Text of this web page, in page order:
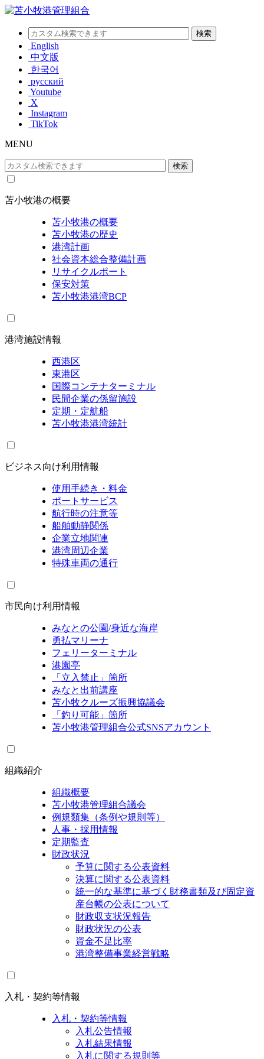
English
中文版
한국어
русский
Youtube
X
Instagram
TikTok
MENU
苫小牧港の概要
苫小牧港の概要
苫小牧港の歴史
港湾計画
社会資本総合整備計画
リサイクルポート
保安対策
苫小牧港港湾BCP
港湾施設情報
西港区
東港区
国際コンテナターミナル
民間企業の係留施設
定期・定航船
苫小牧港港湾統計
ビジネス向け利用情報
使用手続き・料金
ポートサービス
航行時の注意等
船舶動静関係
企業立地関連
港湾周辺企業
特殊車両の通行
市民向け利用情報
みなとの公園/身近な海岸
勇払マリーナ
フェリーターミナル
港園亭
「立入禁止」箇所
みなと出前講座
苫小牧クルーズ振興協議会
「釣り可能」箇所
苫小牧港管理組合公式SNSアカウント
組織紹介
組織概要
苫小牧港管理組合議会
例規類集（条例や規則等）
人事・採用情報
定期監査
財政状況
予算に関する公表資料
決算に関する公表資料
統一的な基準に基づく財務書類及び固定資
産台帳の公表について
財政収支状況報告
財政状況の公表
資金不足比率
港湾整備事業経営戦略
入札・契約等情報
入札・契約等情報
入札公告情報
入札結果情報
入札に関する規則等